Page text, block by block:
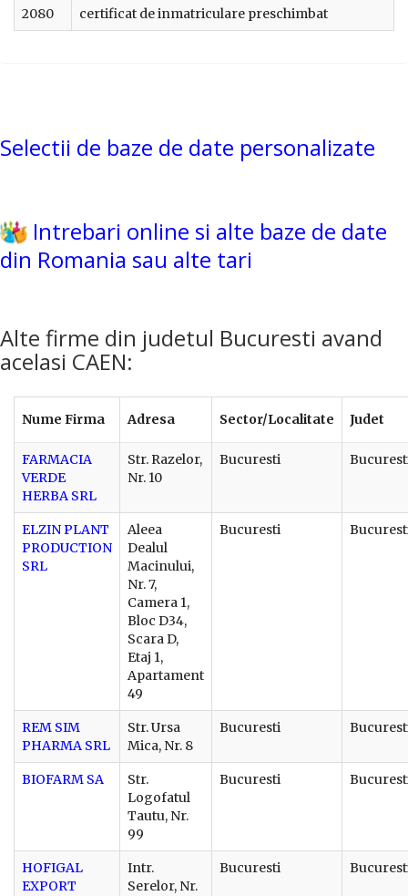
2080 certificat de inmatriculare preschimbat
Selectii de baze de date personalizate
Intrebari online si alte baze de date
din Romania sau alte tari
Alte firme din judetul Bucuresti avand
acelasi CAEN:
Nume Firma Adresa Sector/Localitate Judet
FARMACIA
VERDE
HERBA SRL
Str. Razelor,
Nr. 10
Bucuresti
ELZIN PLANT
PRODUCTION
SRL
Aleea
Dealul
Macinului,
Nr. 7,
Camera 1,
Bloc D34,
Scara D,
Etaj 1,
Apartament
49
Bucuresti
REM SIM
PHARMA SRL
Str. Ursa
Mica, Nr. 8
Bucuresti
BIOFARM SA
Str.
Logofatul
Tautu, Nr.
99
Bucuresti
HOFIGAL
EXPORT
Intr.
Serelor, Nr.
Bucuresti